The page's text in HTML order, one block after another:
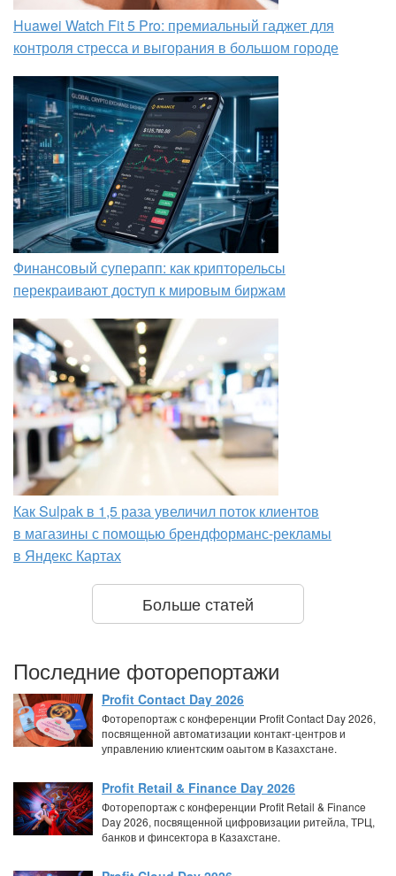
Huawei Watch Fit 5 Pro: премиальный гаджет для
контроля стресса и выгорания в большом городе
Финансовый суперапп: как крипторельсы
перекраивают доступ к мировым биржам
Как Sulpak в 1,5 раза увеличил поток клиентов
в магазины с помощью брендформанс-рекламы
в Яндекс Картах
Больше статей
Последние фоторепортажи
Profit Contact Day 2026
Фоторепортаж с конференции Profit Contact Day 2026,
посвященной автоматизации контакт-центров и
управлению клиентским оаытом в Казахстане.
Profit Retail & Finance Day 2026
Фоторепортаж с конференции Profit Retail & Finance
Day 2026, посвященной цифровизации ритейла, ТРЦ,
банков и финсектора в Казахстане.